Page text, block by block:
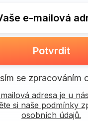
e-mailová
Potvrdit
se zpracováním
adresa je u
si naše podmínky
osobních údajů.